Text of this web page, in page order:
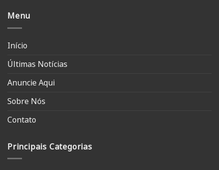
Menu
Início
Últimas Notícias
Anuncie Aqui
Sobre Nós
Contato
Principais Categorias